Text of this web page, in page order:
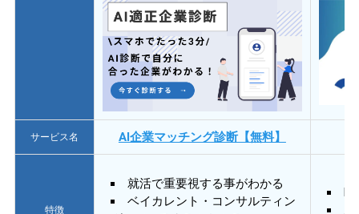
サービス名 AI企業マッチング診断【無料】
特徴
就活で重要視する事がわかる
ベイカレント・コンサルティン